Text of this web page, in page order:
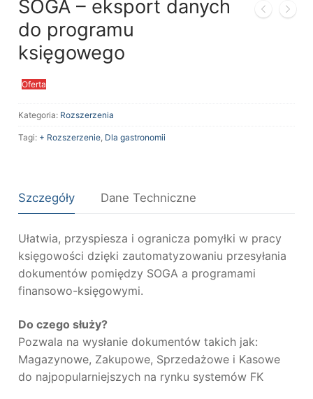
SOGA – eksport danych
do programu
księgowego
Oferta
Kategoria: Rozszerzenia
Tagi: + Rozszerzenie, Dla gastronomii
Szczegóły Dane Techniczne
Ułatwia, przyspiesza i ogranicza pomyłki w pracy
księgowości dzięki zautomatyzowaniu przesyłania
dokumentów pomiędzy SOGA a programami
finansowo-księgowymi.
Do czego służy?
Pozwala na wysłanie dokumentów takich jak:
Magazynowe, Zakupowe, Sprzedażowe i Kasowe
do najpopularniejszych na rynku systemów FK